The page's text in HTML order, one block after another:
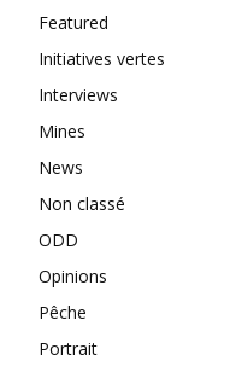
Featured
Initiatives vertes
Interviews
Mines
News
Non classé
ODD
Opinions
Pêche
Portrait